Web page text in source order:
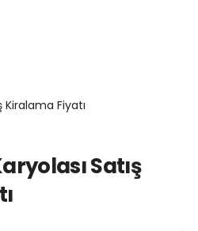
Kiralama Fiyatı
Satış